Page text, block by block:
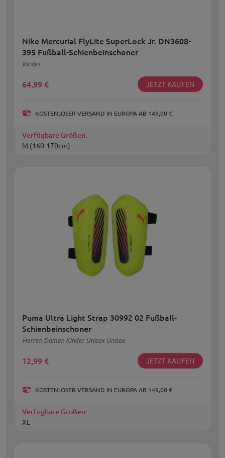
Nike Mercurial FlyLite SuperLock Jr. DN3608-
395 Fußball-Schienbeinschoner
Kinder
64,99 € JETZT KAUFEN
KOSTENLOSER VERSAND IN EUROPA AB 149,00 €
Verfügbare Größen:
M (160-170cm)
Puma Ultra Light Strap 30992 02 Fußball-
Schienbeinschoner
Herren Damen Kinder Unisex Unisex
12,99 € JETZT KAUFEN
KOSTENLOSER VERSAND IN EUROPA AB 149,00 €
Verfügbare Größen:
XL